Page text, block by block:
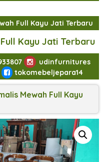
Full Kayu Jati Terbaru
Kayu Jati Terbaru
udinfurnitures
tokomebeljepara14
Mewah Full Kayu